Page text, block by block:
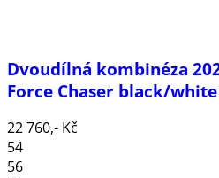
Dvoudílná kombinéza
Force Chaser black/white
22 760,- Kč
54
56